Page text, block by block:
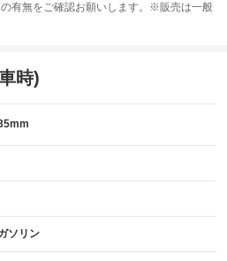
ABS
有無をご確認お願いします。※販売は一般
時)
ソリン